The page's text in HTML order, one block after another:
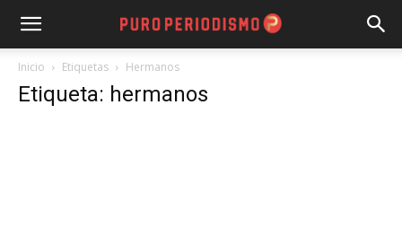
Inicio Etiquetas Hermanos
Etiqueta: hermanos